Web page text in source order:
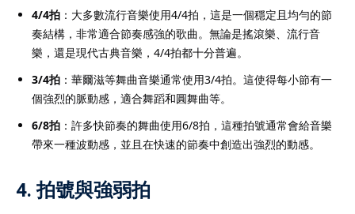
4/4拍 ：大多數流行音樂使用4/4拍，這是一個穩定且均勻的節
奏結構，非常適合節奏感強的歌曲。無論是搖滾樂、流行音
樂，還是現代古典音樂，4/4拍都十分普遍。
3/4拍 ：華爾滋等舞曲音樂通常使用3/4拍。這使得每小節有一
個強烈的脈動感，適合舞蹈和圓舞曲等。
6/8拍 ：許多快節奏的舞曲使用6/8拍，這種拍號通常會給音樂
帶來一種波動感，並且在快速的節奏中創造出強烈的動感。
4. 拍號與強弱拍